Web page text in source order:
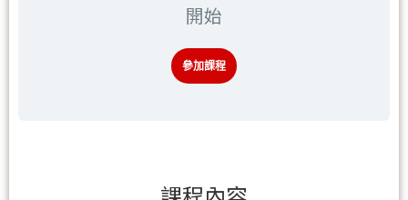
開始
參加課程